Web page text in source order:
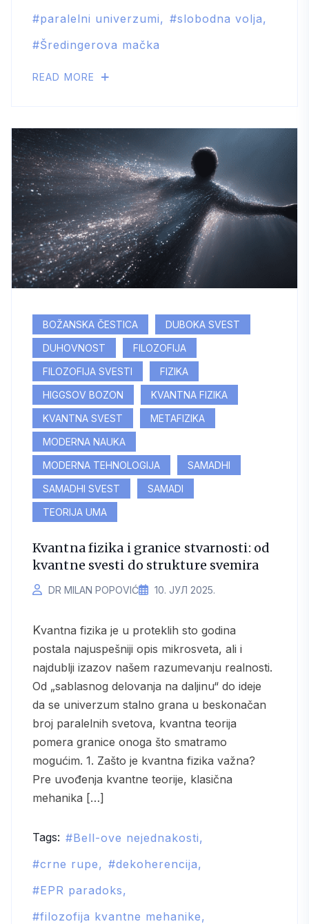
paralelni univerzumi
slobodna volja
Šredingerova mačka
READ MORE
BOŽANSKA ČESTICA
DUBOKA SVEST
DUHOVNOST
FILOZOFIJA
FILOZOFIJA SVESTI
FIZIKA
HIGGSOV BOZON
KVANTNA FIZIKA
KVANTNA SVEST
METAFIZIKA
MODERNA NAUKA
MODERNA TEHNOLOGIJA
SAMADHI
SAMADHI SVEST
SAMADI
TEORIJA UMA
Kvantna fizika i granice stvarnosti: od
kvantne svesti do strukture svemira
DR MILAN POPOVIĆ 10. ЈУЛ 2025.
Kvantna fizika je u proteklih sto godina
postala najuspešniji opis mikrosveta, ali i
najdublji izazov našem razumevanju realnosti.
Od „sablasnog delovanja na daljinu“ do ideje
da se univerzum stalno grana u beskonačan
broj paralelnih svetova, kvantna teorija
pomera granice onoga što smatramo
mogućim. 1. Zašto je kvantna fizika važna?
Pre uvođenja kvantne teorije, klasična
mehanika […]
Tags:
Bell-ove nejednakosti
crne rupe
dekoherencija
EPR paradoks
filozofija kvantne mehanike